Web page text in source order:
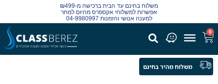
משלוח בחינם עד הבית ברכישה מ-₪499
אפשרות למשלוחי אקספרס מהיום למחר
למענה אנושי והזמנות 04-9980997
0
משלוח מהיר בחינם